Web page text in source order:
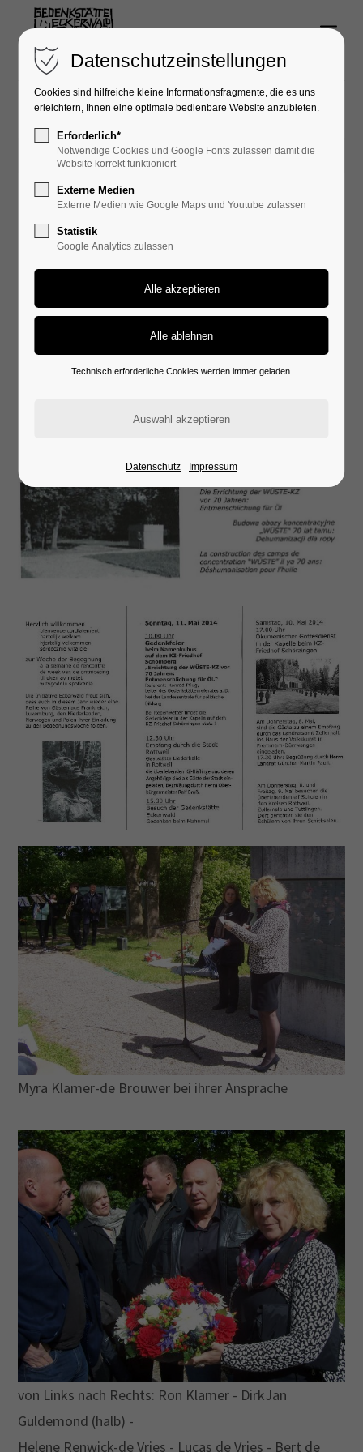
Login
Passwort
Anmelden
Lost your password?
Lorem ipsum dolor sit amet:
We offer support for our customers
Mon - Fri 8:00am - 5:00pm
Get in touch
376-293 City Road, Suite 600
San Francisco, CA 94102
Have any questions?
+44 1234 567 890
Drop us a line
info@yourdomain.com
Lorem ipsum dolor sit amet, consectetuer
adipiscing elit.
Aenean commodo ligula eget dolor. Aenean massa.
Cum sociis natoque penatibus et magnis dis
parturient montes, nascetur ridiculus mus. Donec
quam felis, ultricies nec.
Menu
07.05.2014 22:16
Begegnungswoche 07. 05. - 12.
05. 2014
Die Errichtung der WÜSTE-KZ vor 70 Jahren:
Entmenschlichung für Öl
Myra Klamer-de Brouwer bei ihrer Ansprache
von Links nach Rechts: Ron Klamer - DirkJan
Guldemond (halb) -
Helene Renwick-de Vries - Lucas de Vries - Bert de
Datenschutzeinstellungen
Cookies sind hilfreiche kleine Informationsfragmente, die es uns
erleichtern, Ihnen eine optimale bedienbare Website anzubieten.
Erforderlich*
Notwendige Cookies und Google Fonts zulassen damit die
Website korrekt funktioniert
Externe Medien
Externe Medien wie Google Maps und Youtube zulassen
Statistik
Google Analytics zulassen
Technisch erforderliche Cookies werden immer geladen.
Datenschutz Impressum